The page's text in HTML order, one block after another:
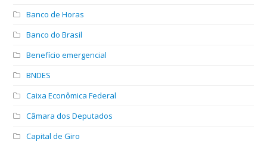
Banco de Horas
Banco do Brasil
Benefício emergencial
BNDES
Caixa Econômica Federal
Câmara dos Deputados
Capital de Giro